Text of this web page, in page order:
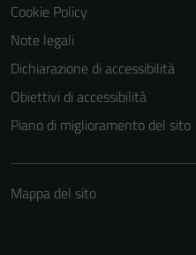
Cookie Policy
Note legali
Dichiarazione di accessibilità
Obiettivi di accessibilità
Piano di miglioramento del sito
Mappa del sito